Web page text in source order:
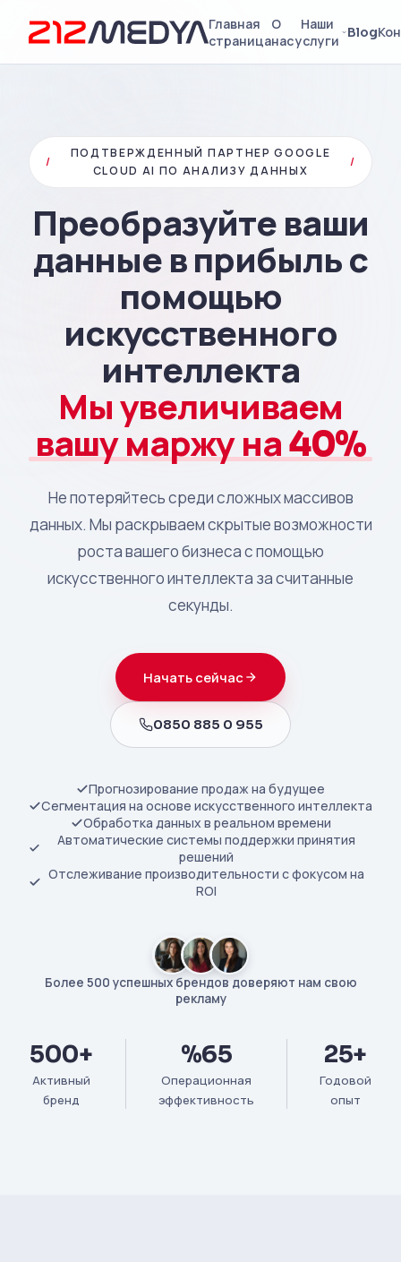
Главная
страница
О
нас
Наши
услуги
Blog
/
ПОДТВЕРЖДЕННЫЙ ПАРТНЕР GOOGLE
CLOUD AI ПО АНАЛИЗУ ДАННЫХ
/
Преобразуйте ваши
данные в прибыль с
помощью
искусственного
интеллекта
Мы увеличиваем
вашу маржу на 40%
Не потеряйтесь среди сложных массивов
данных. Мы раскрываем скрытые возможности
роста вашего бизнеса с помощью
искусственного интеллекта за считанные
секунды.
Начать сейчас
0850 885 0 955
Прогнозирование продаж на будущее
Сегментация на основе искусственного интеллекта
Обработка данных в реальном времени
Автоматические системы поддержки принятия
решений
Отслеживание производительности с фокусом на
ROI
Более 500 успешных брендов доверяют нам свою
рекламу
500+
Активный
бренд
%65
Операционная
эффективность
25+
Годовой
опыт